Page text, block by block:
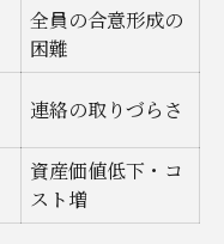
続事例解説
ケース比較表
めの工夫と実例
の対応策
活用した事例
し合いの進め方
全員の合意形成の
困難
連絡の取りづらさ
資産価値低下・コ
スト増